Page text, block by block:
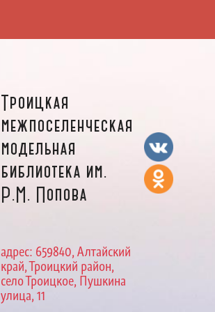
Троицкая
межпоселенческая
модельная
библиотека им.
Р.М. Попова
адрес: 659840, Алтайский
край, Троицкий район,
село Троицкое, Пушкина
улица, 11